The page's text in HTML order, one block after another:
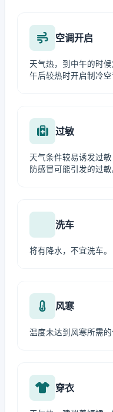
空调开启
天气热，到中午的时
午后较热时开启制冷空
过敏
天气条件较易诱发过
防感冒可能引发的过敏
洗车
将有降水，不宜洗车。
风寒
温度未达到风寒所需的
穿衣